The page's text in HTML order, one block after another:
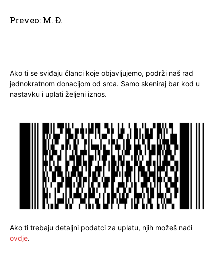
Preveo: M. Đ.
Ako ti se sviđaju članci koje objavljujemo, podrži naš rad
jednokratnom donacijom od srca. Samo skeniraj bar kod u
nastavku i uplati željeni iznos.
Ako ti trebaju detaljni podatci za uplatu, njih možeš naći
ovdje.